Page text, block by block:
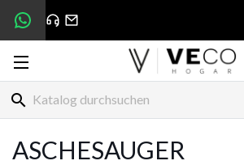
search
ASCHESAUGER